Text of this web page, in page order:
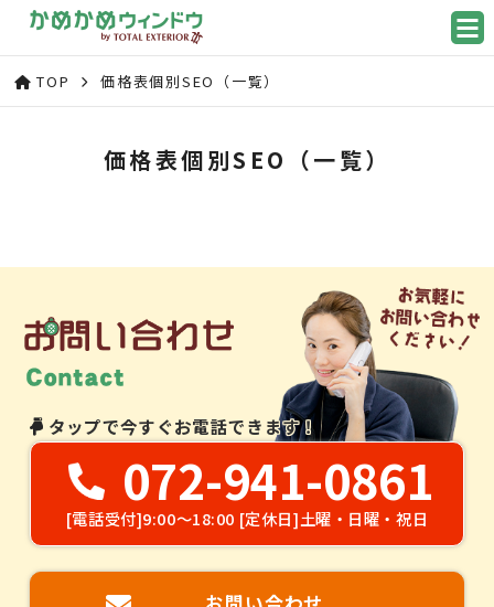
TOP 価格表個別SEO（一覧）
価格表個別SEO（一覧）
タップで今すぐお電話できます！
072-941-0861
[電話受付]9:00～18:00 [定休日]土曜・日曜・祝日